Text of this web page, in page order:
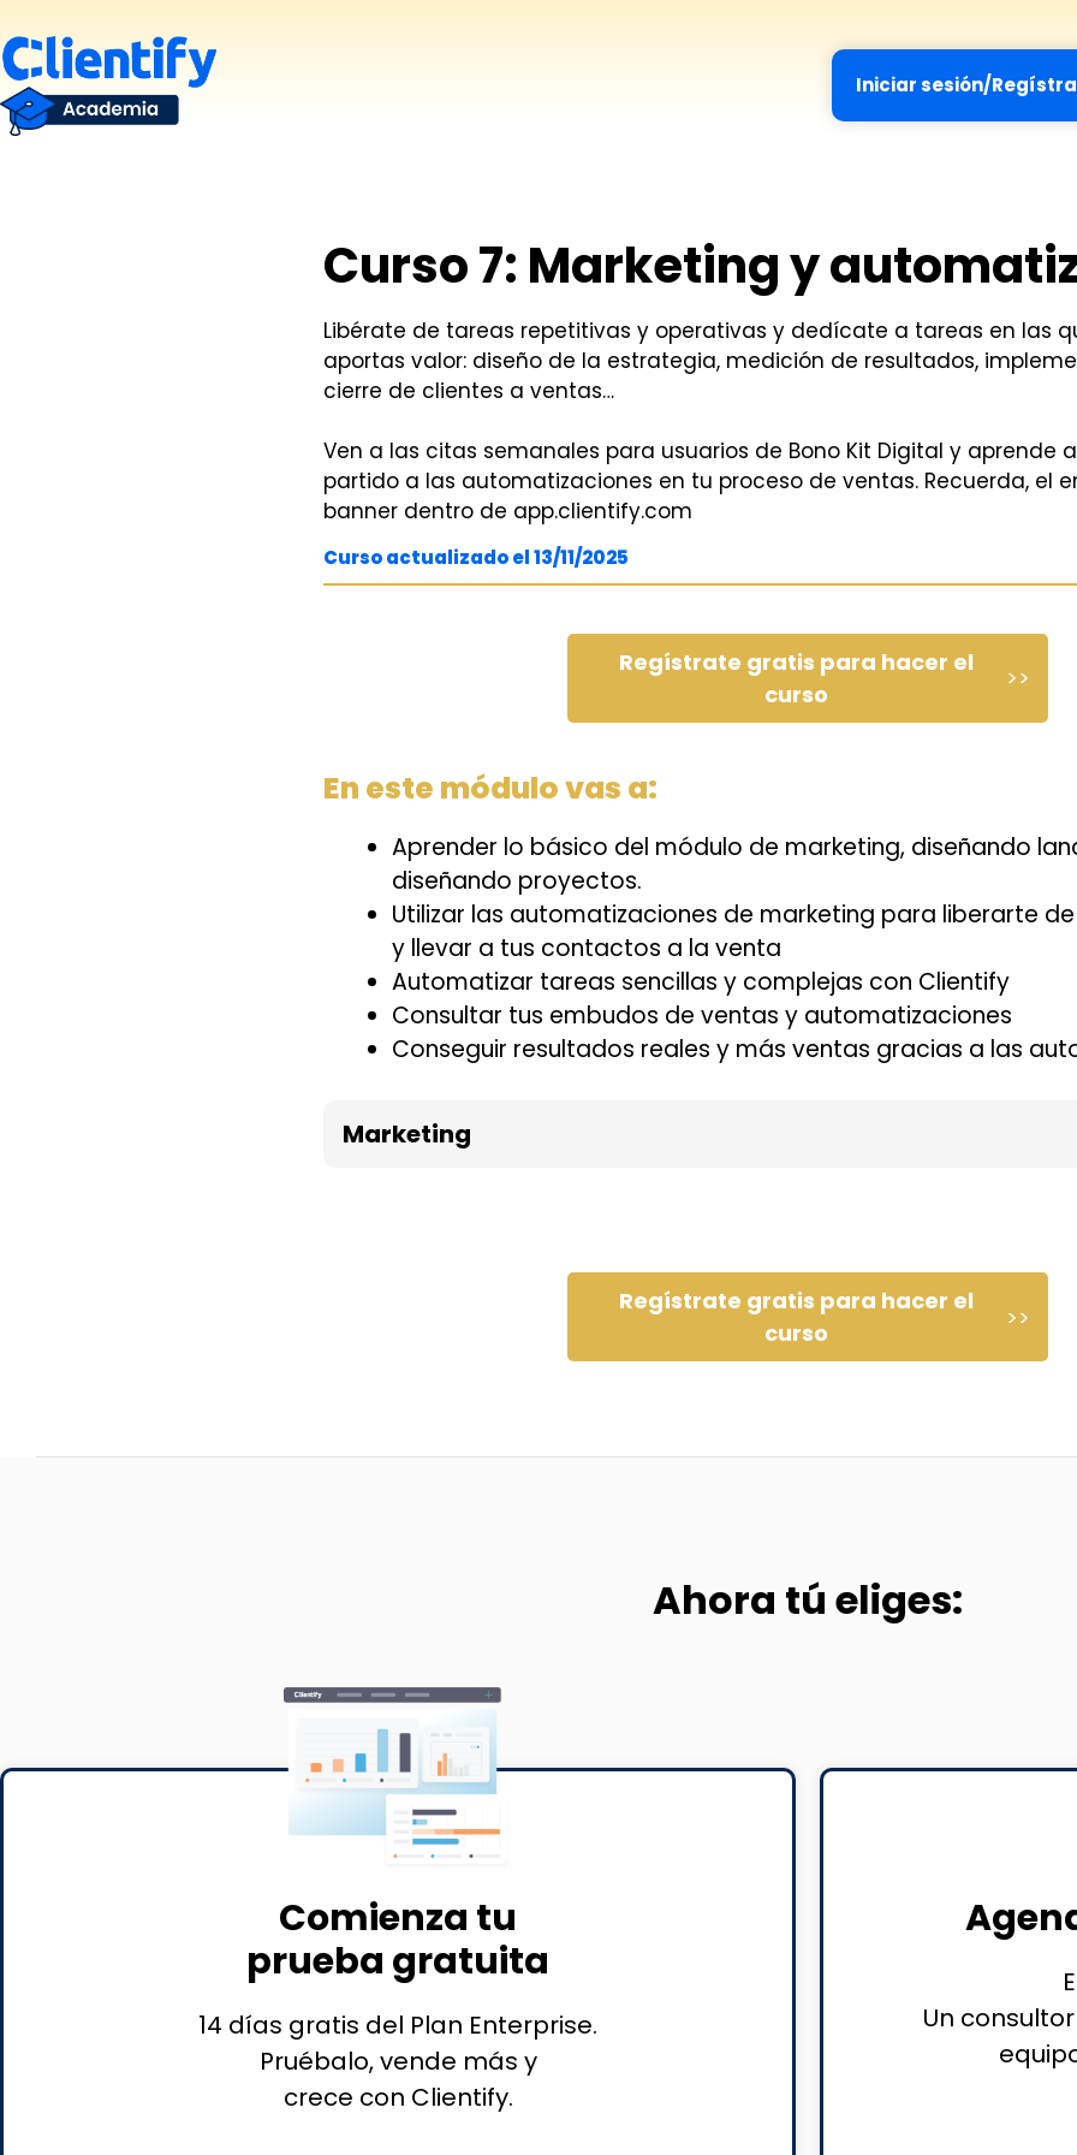
al
contenido
Iniciar sesión/
Curso 7: Marketing y
Libérate de tareas repetitivas y operativas y dedícate a tareas en las
aportas valor: diseño de la estrategia, medición de resultados,
cierre de clientes a ventas…
Ven a las citas semanales para usuarios de Bono Kit Digital y aprende
partido a las automatizaciones en tu proceso de ventas. Recuerda, el
banner dentro de app.clientify.com
Curso actualizado el 13/11/2025
Regístrate gratis para hacer el
curso
>>
En este módulo vas a:
Aprender lo básico del módulo de marketing, diseñando
diseñando proyectos.
Utilizar las automatizaciones de marketing para liberarte
y llevar a tus contactos a la venta
Automatizar tareas sencillas y complejas con Clientify
Consultar tus embudos de ventas y automatizaciones
Conseguir resultados reales y más ventas gracias a las
Marketing
Regístrate gratis para hacer el
curso
>>
Ahora tú eliges:
Comienza tu
prueba gratuita
14 días gratis del Plan Enterprise.
Pruébalo, vende más y
crece con Clientify.
Un